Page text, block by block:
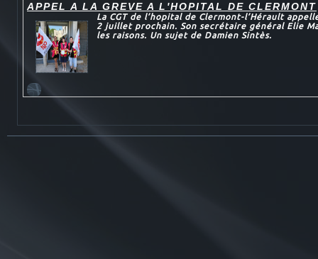
APPEL A LA GREVE A L'HOPITAL DE CLERMONT
La CGT de l’hopital de Clermont-l’Hérault
2 juillet prochain. Son secrétaire général Elie
les raisons. Un sujet de Damien Sintès.